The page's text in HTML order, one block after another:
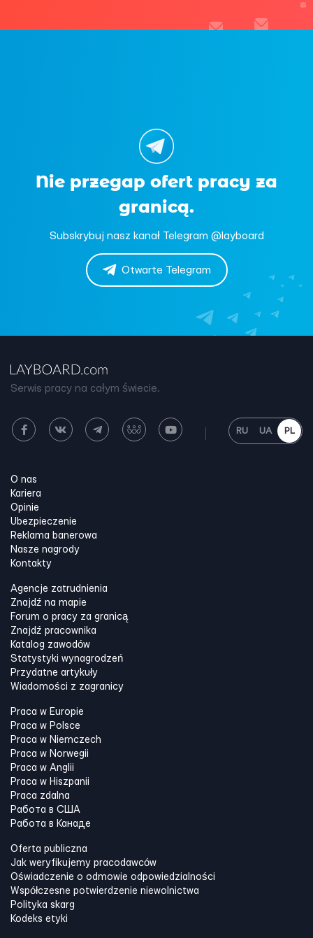
Nie przegap ofert pracy za
granicą.
Subskrybuj nasz kanał Telegram @layboard
Otwarte Telegram
Serwis pracy na całym świecie.
RU UA PL
O nas
Kariera
Opinie
Ubezpieczenie
Reklama banerowa
Nasze nagrody
Kontakty
Agencje zatrudnienia
Znajdź na mapie
Forum o pracy za granicą
Znajdź pracownika
Katalog zawodów
Statystyki wynagrodzeń
Przydatne artykuły
Wiadomości z zagranicy
Praca w Europie
Praca w Polsce
Praca w Niemczech
Praca w Norwegii
Praca w Anglii
Praca w Hiszpanii
Praca zdalna
Работа в США
Работа в Канадe
Oferta publiczna
Jak weryfikujemy pracodawców
Oświadczenie o odmowie odpowiedzialności
Współczesne potwierdzenie niewolnictwa
Polityka skarg
Kodeks etyki